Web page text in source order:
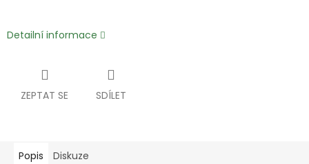
Detailní informace
ZEPTAT SE SDÍLET
Popis Diskuze